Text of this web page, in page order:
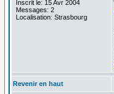
Inscrit le: 15 Avr 2004
Messages: 2
Localisation: Strasbourg
Revenir en haut